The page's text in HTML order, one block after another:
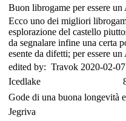
Buon librogame per essere
Ecco uno dei migliori
esplorazione del castello
da segnalare infine una certa
esente da difetti; per essere
edited by: Travok 2020-02-
Icedlake
Gode di una buona longevità
Jegriva